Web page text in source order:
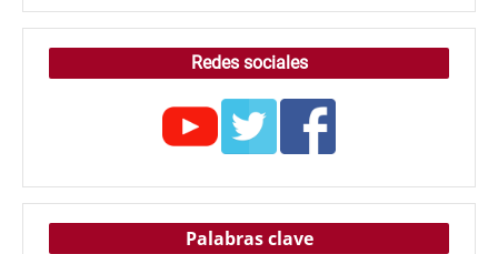
Redes sociales
Palabras clave